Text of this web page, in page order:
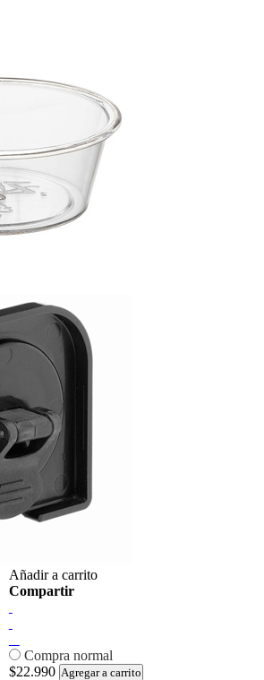
Añadir a carrito
Compartir
Compra normal
$22.990 Agregar a carrito